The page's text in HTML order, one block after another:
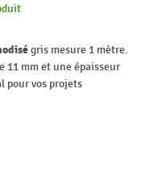
gris mesure 1 mètre.
11 mm et une épaisseur
pour vos projets